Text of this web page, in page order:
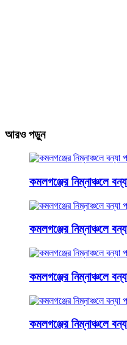
আরও পড়ুন
কমলগঞ্জের নিম্নাঞ্চলে
কমলগঞ্জের নিম্নাঞ্চলে
কমলগঞ্জের নিম্নাঞ্চলে
কমলগঞ্জের নিম্নাঞ্চলে